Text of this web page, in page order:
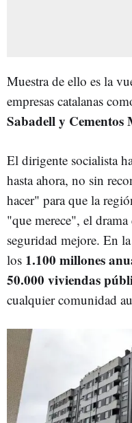
Muestra de ello es la
empresas catalanas
Sabadell y Cementos
El dirigente socialista
hasta ahora, no sin
hacer" para que la
"que merece", el
seguridad mejore. En
los 1.100 millones
50.000 viviendas
cualquier comunidad